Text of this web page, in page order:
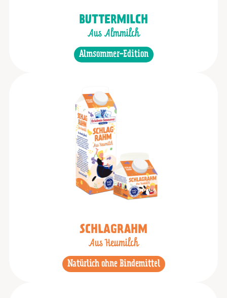
BUTTERMILCH
Aus Almmilch
Almsommer-Edition
SCHLAGRAHM
Aus Heumilch
Natürlich ohne Bindemittel